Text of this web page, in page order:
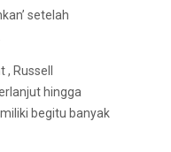
setelah
Russell
hingga
begitu banyak